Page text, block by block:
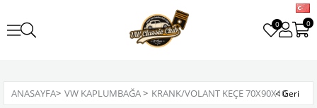
0 0
ANASAYFA> VW KAPLUMBAĞA> KRANK/VOLANT KEÇE 70X90X10